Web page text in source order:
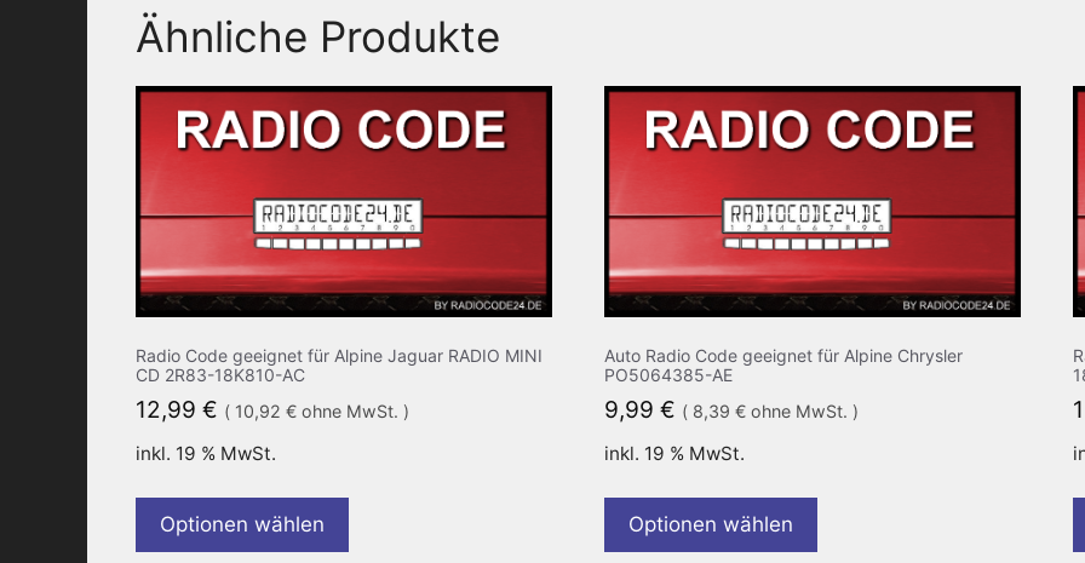
Ähnliche Produkte
Radio Code geeignet für Alpine Jaguar RADIO MINI
CD 2R83-18K810-AC
12,99 € ( 10,92 € ohne MwSt. )
inkl. 19 % MwSt.
Optionen wählen
Auto Radio Code geeignet für Alpine Chrysler
PO5064385-AE
9,99 € ( 8,39 €ohne MwSt. )
inkl. 19 % MwSt.
Optionen wählen